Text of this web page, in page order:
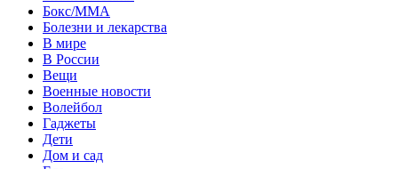
Бокс/MMA
Болезни и лекарства
В мире
В России
Вещи
Военные новости
Волейбол
Гаджеты
Дети
Дом и сад